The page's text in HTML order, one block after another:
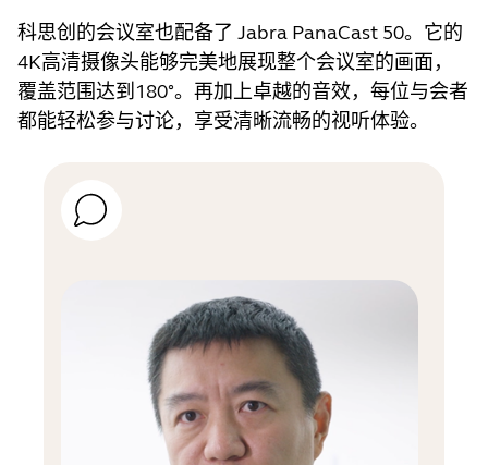
科思创的会议室也配备了 Jabra PanaCast 50。它的
4K高清摄像头能够完美地展现整个会议室的画面，
覆盖范围达到180°。再加上卓越的音效，每位与会者
都能轻松参与讨论，享受清晰流畅的视听体验。